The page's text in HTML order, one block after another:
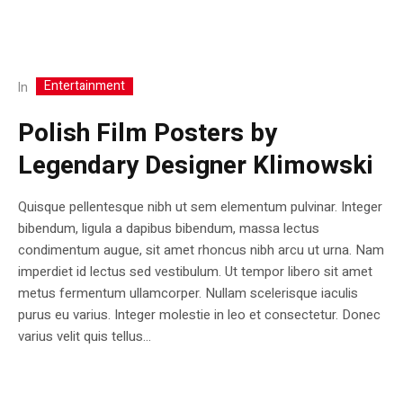
In Entertainment
Polish Film Posters by
Legendary Designer Klimowski
Quisque pellentesque nibh ut sem elementum pulvinar. Integer
bibendum, ligula a dapibus bibendum, massa lectus
condimentum augue, sit amet rhoncus nibh arcu ut urna. Nam
imperdiet id lectus sed vestibulum. Ut tempor libero sit amet
metus fermentum ullamcorper. Nullam scelerisque iaculis
purus eu varius. Integer molestie in leo et consectetur. Donec
varius velit quis tellus...